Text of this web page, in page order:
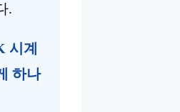
.
시계
하나